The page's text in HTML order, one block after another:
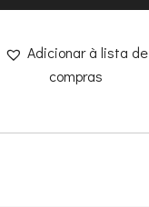
Adicionar à lista de
compras